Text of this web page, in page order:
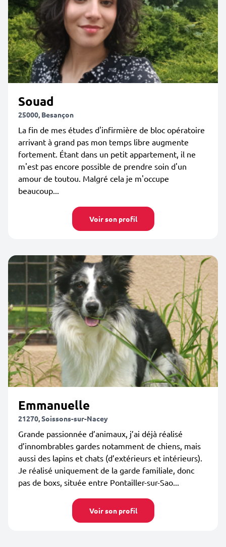
Souad
25000, Besançon
La fin de mes études d'infirmière de bloc opératoire
arrivant à grand pas mon temps libre augmente
fortement. Étant dans un petit appartement, il ne
m'est pas encore possible de prendre soin d'un
amour de toutou. Malgré cela je m'occupe
beaucoup...
Voir son profil
Emmanuelle
21270, Soissons-sur-Nacey
Grande passionnée d’animaux, j’ai déjà réalisé
d’innombrables gardes notamment de chiens, mais
aussi des lapins et chats (d’extérieurs et intérieurs).
Je réalisé uniquement de la garde familiale, donc
pas de boxs, située entre Pontailler-sur-Sao...
Voir son profil